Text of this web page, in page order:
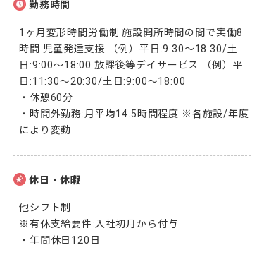
勤務時間
1ヶ月変形時間労働制 施設開所時間の間で実働8
時間 児童発達支援 （例）平日:9:30～18:30/土
日:9:00～18:00 放課後等デイサービス （例）平
日:11:30～20:30/土日:9:00～18:00
・休憩60分
・時間外勤務:月平均14.5時間程度 ※各施設/年度
により変動
休日・休暇
他シフト制
※有休支給要件:入社初月から付与
・年間休日120日